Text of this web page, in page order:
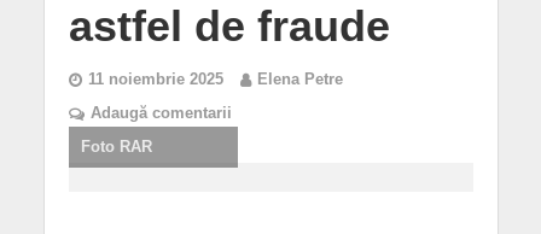
astfel de fraude
11 noiembrie 2025
Elena Petre
Adaugă comentarii
Foto RAR